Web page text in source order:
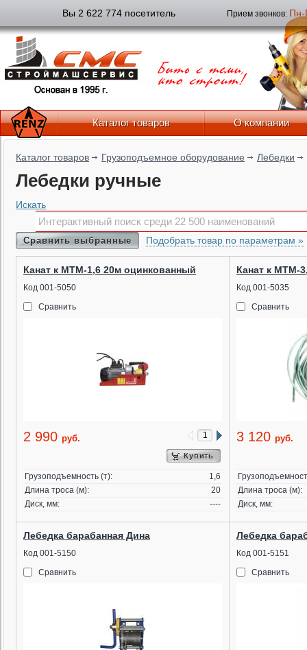
Вы 2 622 774 посетитель Прием звонков: Пн-
Каталог товаров О компании
Каталог товаров Грузоподъемное оборудование Лебедки
Лебедки ручные
Искать
Сравнить выбранные Подобрать товар по параметрам »
Канат к МТМ-1,6 20м оцинкованный
Код 001-5050
Сравнить
2 990 руб.
Купить
Грузоподъемность (т):
1,6
Длина троса (м):
20
Диск, мм:
----
Канат к МТМ-
Код 001-5035
Сравнить
3 120 руб.
Длина троса (м):
Диск, мм:
Лебедка барабанная Дина
Код 001-5150
Сравнить
Лебедка
Код 001-5151
Сравнить